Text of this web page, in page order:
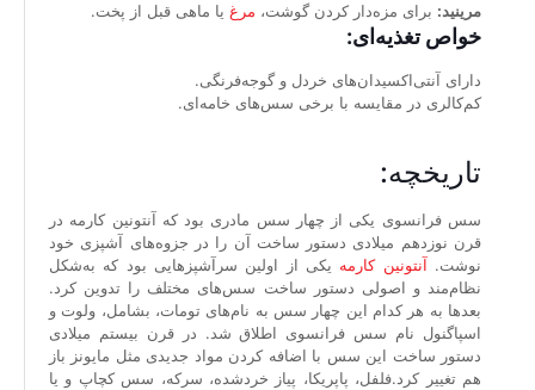
مرینید: برای مزه‌دار کردن گوشت، مرغ یا ماهی قبل از پخت.
خواص تغذیه‌ای:
دارای آنتی‌اکسیدان‌های خردل و گوجه‌فرنگی.
کم‌کالری در مقایسه با برخی سس‌های خامه‌ای.
تاریخچه:
سس فرانسوی یکی از چهار سس مادری بود که آنتونین کارمه در
قرن نوزدهم میلادی دستور ساخت آن را در جزوه‌های آشپزی خود
نوشت. آنتونین کارمه یکی از اولین سرآشپزهایی بود که به‌شکل
نظام‌مند و اصولی دستور ساخت سس‌های مختلف را تدوین کرد.
بعدها به هر کدام این چهار سس به نام‌های تومات، بشامل، ولوت و
اسپاگنول نام سس فرانسوی اطلاق شد. در قرن بیستم میلادی
دستور ساخت این سس با اضافه کردن مواد جدیدی مثل مایونز باز
هم تغییر کرد.فلفل، پاپریکا، پیاز خردشده، سرکه، سس کچاپ و یا